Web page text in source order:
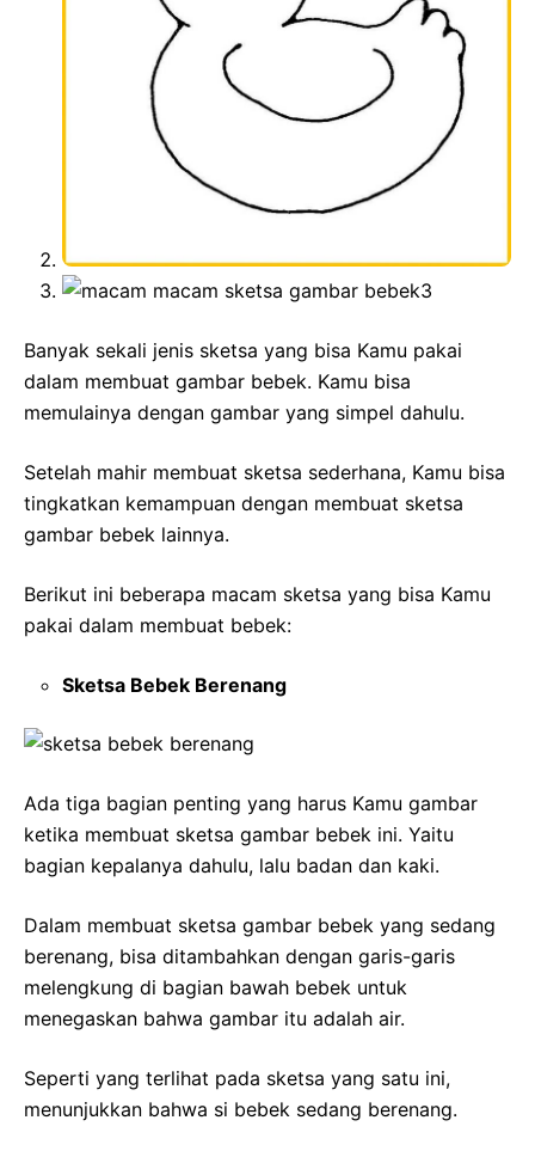
Banyak sekali jenis sketsa yang bisa Kamu pakai
dalam membuat gambar bebek. Kamu bisa
memulainya dengan gambar yang simpel dahulu.
Setelah mahir membuat sketsa sederhana, Kamu bisa
tingkatkan kemampuan dengan membuat sketsa
gambar bebek lainnya.
Berikut ini beberapa macam sketsa yang bisa Kamu
pakai dalam membuat bebek:
Sketsa Bebek Berenang
Ada tiga bagian penting yang harus Kamu gambar
ketika membuat sketsa gambar bebek ini. Yaitu
bagian kepalanya dahulu, lalu badan dan kaki.
Dalam membuat sketsa gambar bebek yang sedang
berenang, bisa ditambahkan dengan garis-garis
melengkung di bagian bawah bebek untuk
menegaskan bahwa gambar itu adalah air.
Seperti yang terlihat pada sketsa yang satu ini,
menunjukkan bahwa si bebek sedang berenang.